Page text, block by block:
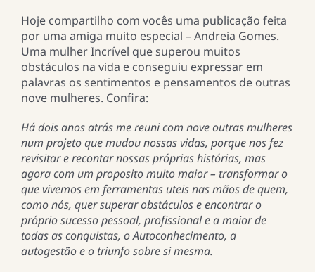
Hoje compartilho com vocês uma publicação feita
por uma amiga muito especial – Andreia Gomes.
Uma mulher Incrível que superou muitos
obstáculos na vida e conseguiu expressar em
palavras os sentimentos e pensamentos de outras
nove mulheres. Confira:
Há dois anos atrás me reuni com nove outras mulheres
num projeto que mudou nossas vidas, porque nos fez
revisitar e recontar nossas próprias histórias, mas
agora com um proposito muito maior – transformar o
que vivemos em ferramentas uteis nas mãos de quem,
como nós, quer superar obstáculos e encontrar o
próprio sucesso pessoal, profissional e a maior de
todas as conquistas, o Autoconhecimento, a
autogestão e o triunfo sobre si mesma.